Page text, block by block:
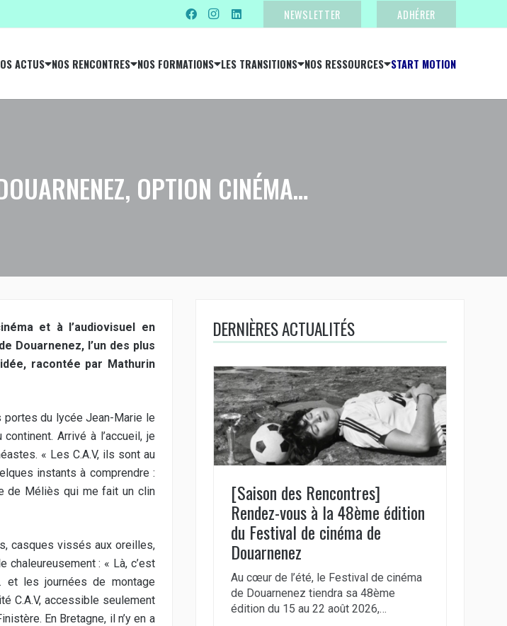
NEWSLETTER ADHÉRER
ACTUS NOS RENCONTRES NOS FORMATIONS LES TRANSITIONS NOS RESSOURCES START MOTION
OPTION CINÉMA…
et à l’audiovisuel en
Douarnenez, l’un des plus
racontée par Mathurin
portes du lycée Jean-Marie le
Arrivé à l’accueil, je
« Les C.A.V, ils sont au
instants à comprendre :
de Méliès qui me fait un clin
casques vissés aux oreilles,
chaleureusement : « Là, c’est
les journées de montage
C.A.V, accessible seulement
En Bretagne, il n’y en a
DERNIÈRES ACTUALITÉS
[Saison des Rencontres]
Rendez-vous à la 48ème édition
du Festival de cinéma de
Douarnenez
Au cœur de l’été, le Festival de cinéma
de Douarnenez tiendra sa 48ème
édition du 15 au 22 août 2026,…